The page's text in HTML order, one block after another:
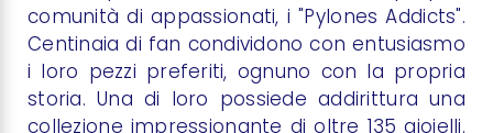
comunità di appassionati, i "Pylones Addicts".
Centinaia di fan condividono con entusiasmo
i loro pezzi preferiti, ognuno con la propria
storia. Una di loro possiede addirittura una
collezione impressionante di oltre 135 gioielli.